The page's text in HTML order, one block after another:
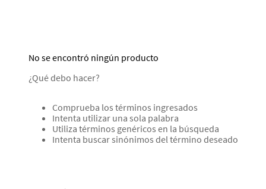
No se encontró ningún producto
¿Qué debo hacer?
Comprueba los términos ingresados
Intenta utilizar una sola palabra
Utiliza términos genéricos en la búsqueda
Intenta buscar sinónimos del término deseado